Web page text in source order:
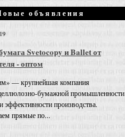
объявления
Svetocopy и Ballet от
- оптом
— крупнейшая компания
бумажной промышленности
эффективности производства.
прямые по...